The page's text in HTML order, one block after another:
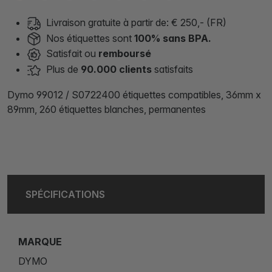
Livraison gratuite à partir de: € 250,- (FR)
Nos étiquettes sont 100% sans BPA.
Satisfait ou remboursé
Plus de 90.000 clients satisfaits
Dymo 99012 / S0722400 étiquettes compatibles, 36mm x
89mm, 260 étiquettes blanches, permanentes
SPÉCIFICATIONS
MARQUE
DYMO